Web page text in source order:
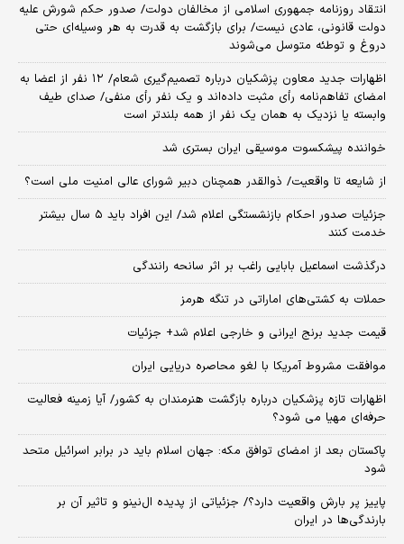
انتقاد روزنامه جمهوری اسلامی از مخالفان دولت/ صدور حکم شورش علیه
دولت قانونی، عادی نیست/ برای بازگشت به قدرت به هر وسیله‌ای حتی
دروغ و توطئه متوسل می‌شوند
اظهارات جدید معاون پزشکیان درباره تصمیم‌گیری شعام/ ۱۲ نفر از اعضا به
امضای تفاهم‌نامه رأی مثبت داده‌اند و یک نفر رأی منفی/ صدای طیف
وابسته یا نزدیک به همان یک نفر از همه بلندتر است
خواننده پیشکسوت موسیقی ایران بستری شد
از شایعه تا واقعیت/ ذوالقدر همچنان دبیر شورای ‌عالی امنیت ملی است؟
جزئیات صدور احکام بازنشستگی اعلام شد/ این افراد باید ۵ سال بیشتر
خدمت کنند
درگذشت اسماعیل بابایی راغب بر اثر سانحه رانندگی
حملات به کشتی‌های اماراتی در تنگه هرمز
قیمت جدید برنج ایرانی و خارجی اعلام شد+ جزئیات
موافقت مشروط آمریکا با لغو محاصره دریایی ایران
اظهارات تازه پزشکیان درباره بازگشت هنرمندان به کشور/ آیا زمینه فعالیت
حرفه‌ای مهیا می شود؟
پاکستان بعد از امضای توافق مکه: جهان اسلام باید در برابر اسرائیل متحد
شود
پاییز پر بارش واقعیت دارد؟/ جزئیاتی از پدیده ال‌نینو و تاثیر آن بر
بارندگی‌ها در ایران